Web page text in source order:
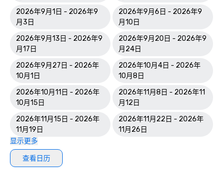
2026年9月1日 - 2026年9
月3日
2026年9月6日 - 2026年9
月10日
2026年9月13日 - 2026年9
月17日
2026年9月20日 - 2026年9
月24日
2026年9月27日 - 2026年
10月1日
2026年10月4日 - 2026年
10月8日
2026年10月11日 - 2026年
10月15日
2026年11月8日 - 2026年11
月12日
2026年11月15日 - 2026年
11月19日
2026年11月22日 - 2026年
11月26日
显示更多
查看日历